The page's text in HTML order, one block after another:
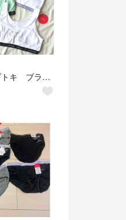
新品 ラブトキ ブラ 160サイズ 3枚セット パット入り ジュニア スポブラ